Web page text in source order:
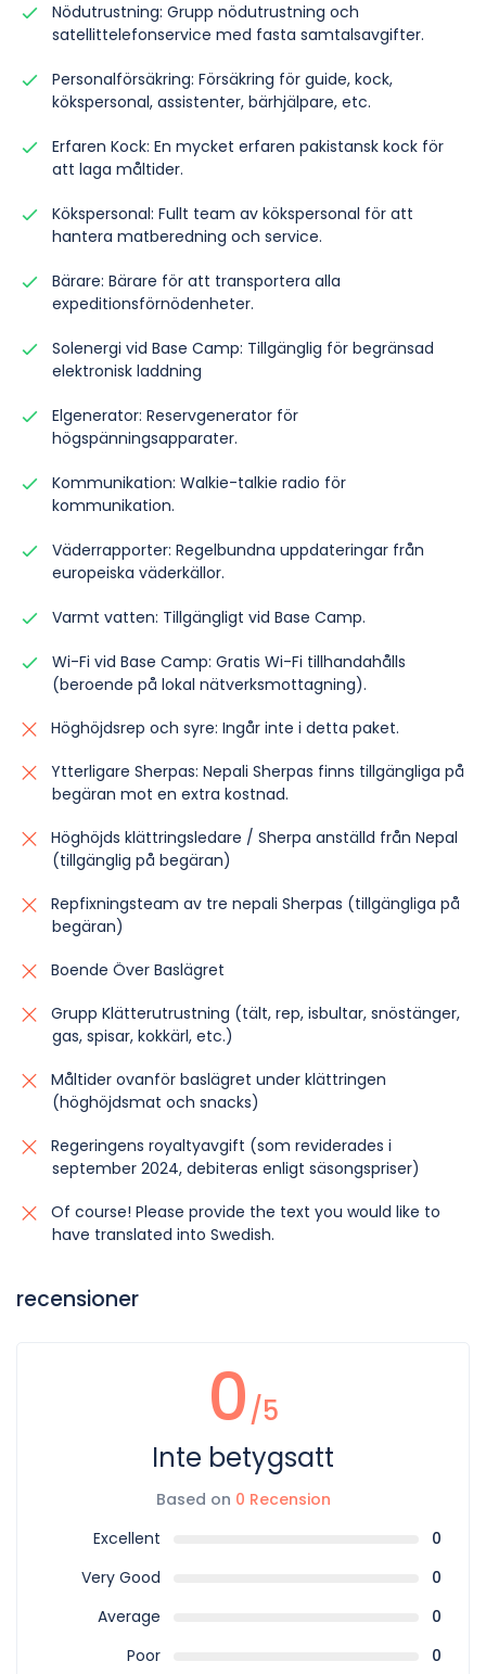
Nödutrustning: Grupp nödutrustning och
satellittelefonservice med fasta samtalsavgifter.
Personalförsäkring: Försäkring för guide, kock,
kökspersonal, assistenter, bärhjälpare, etc.
Erfaren Kock: En mycket erfaren pakistansk kock för
att laga måltider.
Kökspersonal: Fullt team av kökspersonal för att
hantera matberedning och service.
Bärare: Bärare för att transportera alla
expeditionsförnödenheter.
Solenergi vid Base Camp: Tillgänglig för begränsad
elektronisk laddning
Elgenerator: Reservgenerator för
högspänningsapparater.
Kommunikation: Walkie-talkie radio för
kommunikation.
Väderrapporter: Regelbundna uppdateringar från
europeiska väderkällor.
Varmt vatten: Tillgängligt vid Base Camp.
Wi-Fi vid Base Camp: Gratis Wi-Fi tillhandahålls
(beroende på lokal nätverksmottagning).
Höghöjdsrep och syre: Ingår inte i detta paket.
Ytterligare Sherpas: Nepali Sherpas finns tillgängliga på
begäran mot en extra kostnad.
Höghöjds klättringsledare / Sherpa anställd från Nepal
(tillgänglig på begäran)
Repfixningsteam av tre nepali Sherpas (tillgängliga på
begäran)
Boende Över Baslägret
Grupp Klätterutrustning (tält, rep, isbultar, snöstänger,
gas, spisar, kokkärl, etc.)
Måltider ovanför baslägret under klättringen
(höghöjdsmat och snacks)
Regeringens royaltyavgift (som reviderades i
september 2024, debiteras enligt säsongspriser)
Of course! Please provide the text you would like to
have translated into Swedish.
recensioner
0/5
Inte betygsatt
Based on 0 Recension
Excellent
0
Very Good
0
Average
0
Poor
0